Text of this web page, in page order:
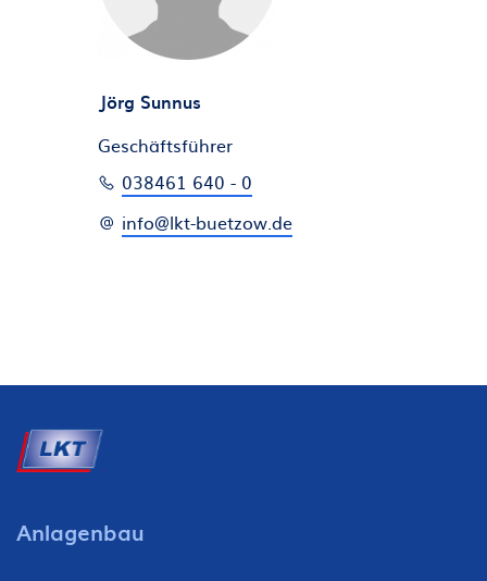
Jörg Sunnus
Geschäftsführer
038461 640 - 0
info@lkt-buetzow.de
Anlagenbau